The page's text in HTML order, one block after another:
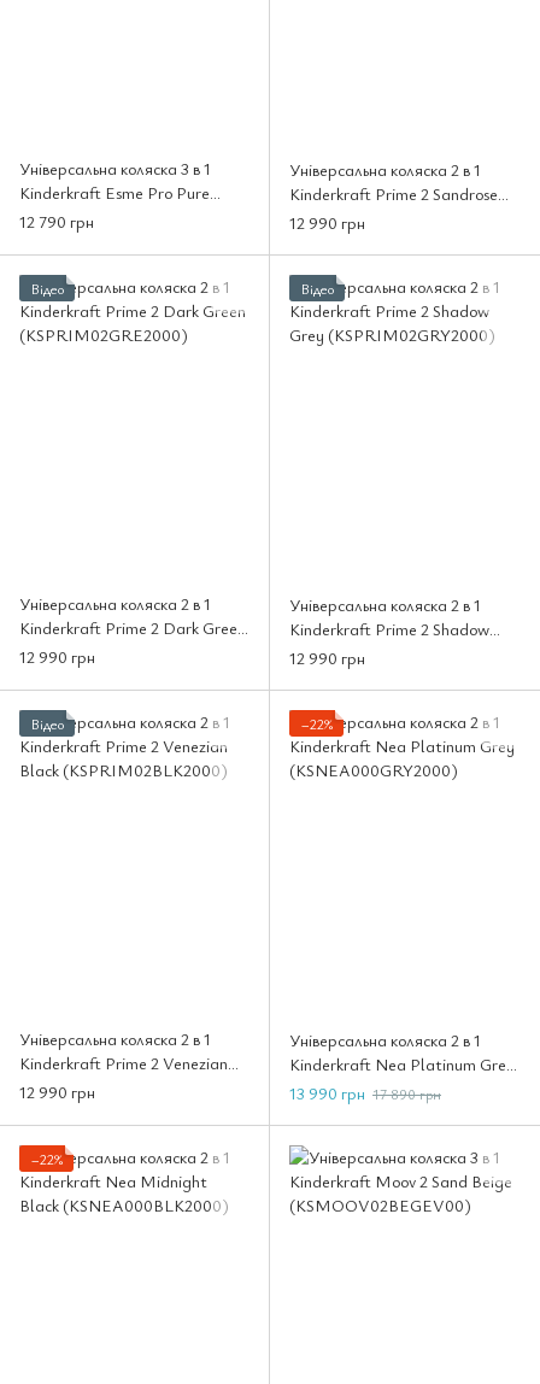
Універсальна коляска 3 в 1
Kinderkraft Esme Pro Pure
Black (KSESME00BLK300N)
12 790 грн
Універсальна коляска 2 в 1
Kinderkraft Prime 2 Sandrose
Beige (KSPRIM02BEG2000)
12 990 грн
Відео
Універсальна коляска 2 в 1
Kinderkraft Prime 2 Dark Green
(KSPRIM02GRE2000)
12 990 грн
Відео
Універсальна коляска 2 в 1
Kinderkraft Prime 2 Shadow
Grey (KSPRIM02GRY2000)
12 990 грн
Відео
Універсальна коляска 2 в 1
Kinderkraft Prime 2 Venezian
Black (KSPRIM02BLK2000)
12 990 грн
−22%
Універсальна коляска 2 в 1
Kinderkraft Nea Platinum Grey
(KSNEA000GRY2000)
13 990 грн 17 890 грн
−22%